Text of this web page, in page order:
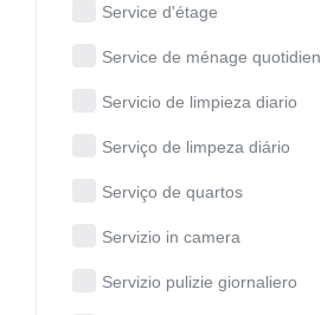
Service d'étage
Service de ménage quotidien
Servicio de limpieza diario
Serviço de limpeza diário
Serviço de quartos
Servizio in camera
Servizio pulizie giornaliero